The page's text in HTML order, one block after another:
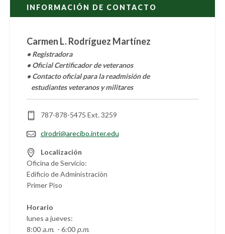
INFORMACIÓN DE CONTACTO
Carmen L. Rodríguez Martínez
• Registradora
• Oficial Certificador de veteranos
• Contacto oficial para la readmisión de
estudiantes veteranos y militares
787-878-5475 Ext. 3259
clrodri@arecibo.inter.edu
Localización
Oficina de Servicio:
Edificio de Administración
Primer Piso
Horario
lunes a jueves:
8:00 a.m. - 6:00 p.m.